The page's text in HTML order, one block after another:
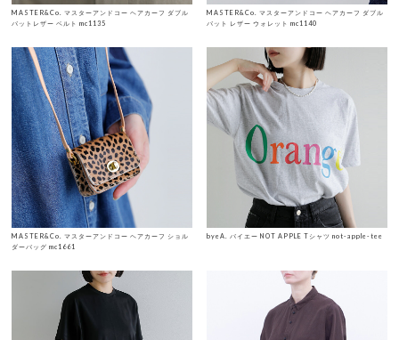
MASTER&Co. マスターアンドコー ヘアカーフ ダブル
バットレザー ベルト mc1135
MASTER&Co. マスターアンドコー ヘアカーフ ダブル
バット レザー ウォレット mc1140
MASTER&Co. マスターアンドコー ヘアカーフ ショル
ダーバッグ mc1661
byeA. バイエー NOT APPLE Tシャツ not-apple-tee